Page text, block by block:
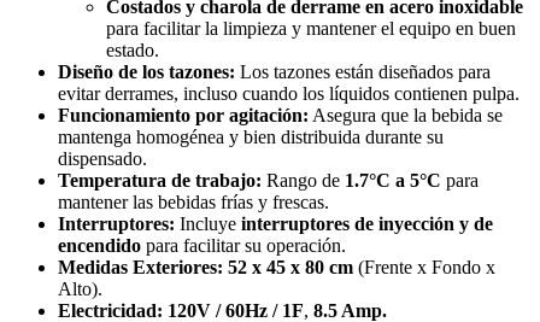
Costados y charola de derrame en acero inoxidable
para facilitar la limpieza y mantener el equipo en buen
estado.
Diseño de los tazones: Los tazones están diseñados para
evitar derrames, incluso cuando los líquidos contienen pulpa.
Funcionamiento por agitación: Asegura que la bebida se
mantenga homogénea y bien distribuida durante su
dispensado.
Temperatura de trabajo: Rango de 1.7°C a 5°C para
mantener las bebidas frías y frescas.
Interruptores: Incluye interruptores de inyección y de
encendido para facilitar su operación.
Medidas Exteriores: 52 x 45 x 80 cm (Frente x Fondo x
Alto).
Electricidad: 120V / 60Hz / 1F, 8.5 Amp.